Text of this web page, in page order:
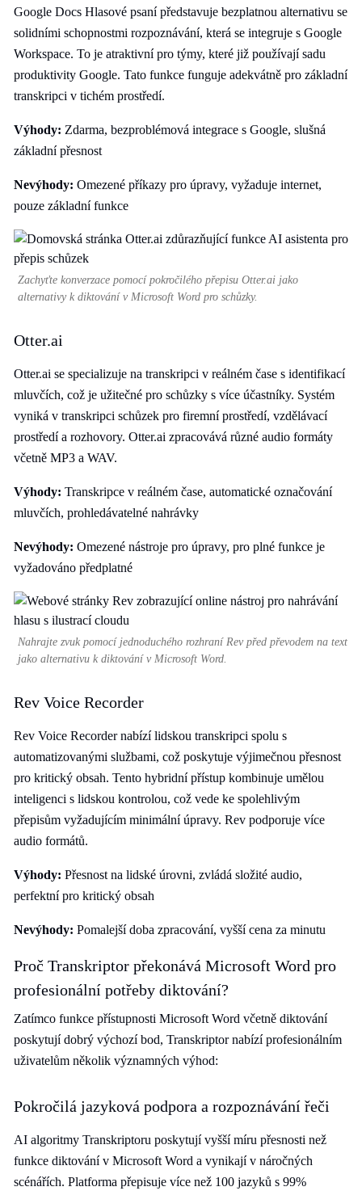
Google Docs Hlasové psaní představuje bezplatnou alternativu se
solidními schopnostmi rozpoznávání, která se integruje s Google
Workspace. To je atraktivní pro týmy, které již používají sadu
produktivity Google. Tato funkce funguje adekvátně pro základní
transkripci v tichém prostředí.
Výhody: Zdarma, bezproblémová integrace s Google, slušná
základní přesnost
Nevýhody: Omezené příkazy pro úpravy, vyžaduje internet,
pouze základní funkce
Zachyťte konverzace pomocí pokročilého přepisu Otter.ai jako
alternativy k diktování v Microsoft Word pro schůzky.
Otter.ai
Otter.ai se specializuje na transkripci v reálném čase s identifikací
mluvčích, což je užitečné pro schůzky s více účastníky. Systém
vyniká v transkripci schůzek pro firemní prostředí, vzdělávací
prostředí a rozhovory. Otter.ai zpracovává různé audio formáty
včetně MP3 a WAV.
Výhody: Transkripce v reálném čase, automatické označování
mluvčích, prohledávatelné nahrávky
Nevýhody: Omezené nástroje pro úpravy, pro plné funkce je
vyžadováno předplatné
Nahrajte zvuk pomocí jednoduchého rozhraní Rev před převodem na text
jako alternativu k diktování v Microsoft Word.
Rev Voice Recorder
Rev Voice Recorder nabízí lidskou transkripci spolu s
automatizovanými službami, což poskytuje výjimečnou přesnost
pro kritický obsah. Tento hybridní přístup kombinuje umělou
inteligenci s lidskou kontrolou, což vede ke spolehlivým
přepisům vyžadujícím minimální úpravy. Rev podporuje více
audio formátů.
Výhody: Přesnost na lidské úrovni, zvládá složité audio,
perfektní pro kritický obsah
Nevýhody: Pomalejší doba zpracování, vyšší cena za minutu
Proč Transkriptor překonává Microsoft Word pro
profesionální potřeby diktování?
Zatímco funkce přístupnosti Microsoft Word včetně diktování
poskytují dobrý výchozí bod, Transkriptor nabízí profesionálním
uživatelům několik významných výhod:
Pokročilá jazyková podpora a rozpoznávání řeči
AI algoritmy Transkriptoru poskytují vyšší míru přesnosti než
funkce diktování v Microsoft Word a vynikají v náročných
scénářích. Platforma přepisuje více než 100 jazyků s 99%